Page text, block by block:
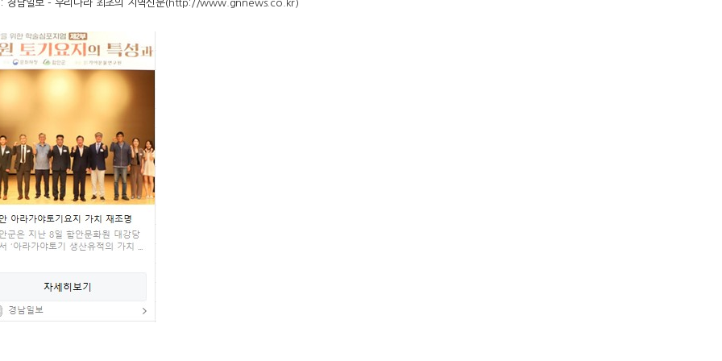
경남일보 - 우리나라 최초의 지역신문( http://www.gnnews.co.kr)